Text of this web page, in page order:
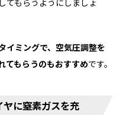
イミングで、空気圧調整を
てもらうのもおすすめです。
に窒素ガスを充